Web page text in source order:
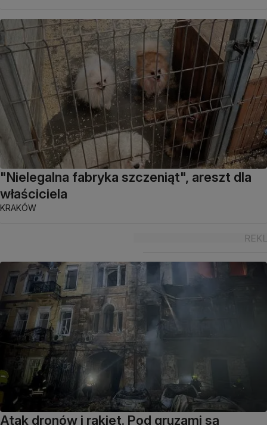
"Nielegalna fabryka szczeniąt", areszt dla
właściciela
KRAKÓW
Atak dronów i rakiet. Pod gruzami są